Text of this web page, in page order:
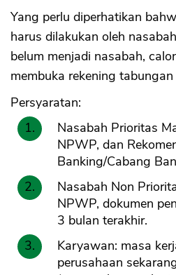
Yang perlu diperhatikan
harus dilakukan oleh
belum menjadi nasabah,
membuka rekening
Persyaratan:
Nasabah Prioritas
NPWP, dan
Banking/Cabang
Nasabah Non
NPWP, dokumen
3 bulan terakhir.
Karyawan: masa
perusahaan